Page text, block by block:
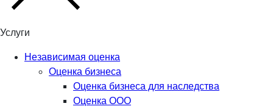
Услуги
Независимая оценка
Оценка бизнеса
Оценка бизнеса для наследства
Оценка ООО